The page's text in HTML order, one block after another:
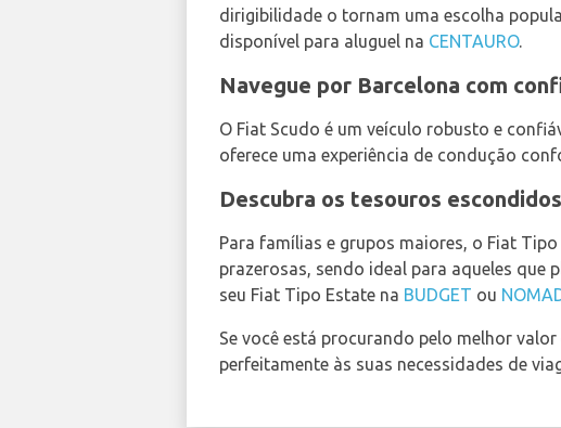
dirigibilidade o tornam uma escolha
disponível para aluguel na CENTAURO.
Navegue por Barcelona com
O Fiat Scudo é um veículo robusto e
oferece uma experiência de condução
Descubra os tesouros
Para famílias e grupos maiores, o Fiat
prazerosas, sendo ideal para aqueles que
seu Fiat Tipo Estate na BUDGET ou
Se você está procurando pelo melhor valor
perfeitamente às suas necessidades de